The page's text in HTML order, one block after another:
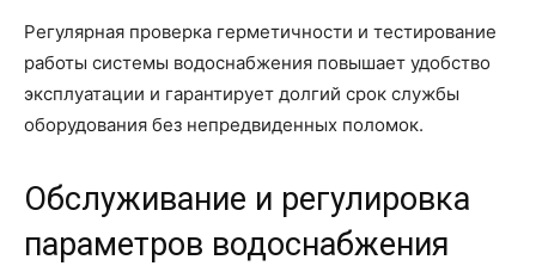
Регулярная проверка герметичности и тестирование
работы системы водоснабжения повышает удобство
эксплуатации и гарантирует долгий срок службы
оборудования без непредвиденных поломок.
Обслуживание и регулировка
параметров водоснабжения